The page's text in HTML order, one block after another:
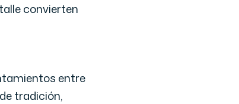
convierten
entre
tradición,